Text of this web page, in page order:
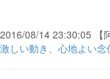
2016/08/14 23:30:05 【
激しい動き、心地よい